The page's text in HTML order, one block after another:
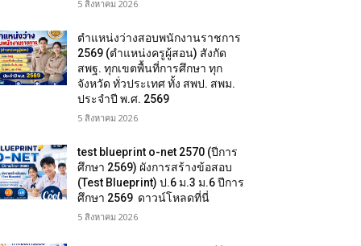
5 สิงหาคม 2026
ตำแหน่งว่างสอบพนักงานราชการ
2569 (ตำแหน่งครูผู้สอน) สังกัด
สพฐ. ทุกเขตพื้นที่การศึกษา ทุก
จังหวัด ทั่วประเทศ ทั้ง สพป. สพม.
ประจำปี พ.ศ. 2569
5 สิงหาคม 2026
test blueprint o-net 2570 (ปีการ
ศึกษา 2569) ผังการสร้างข้อสอบ
(Test Blueprint) ป.6 ม.3 ม.6 ปีการ
ศึกษา 2569 ดาวน์โหลดที่นี่
5 สิงหาคม 2026